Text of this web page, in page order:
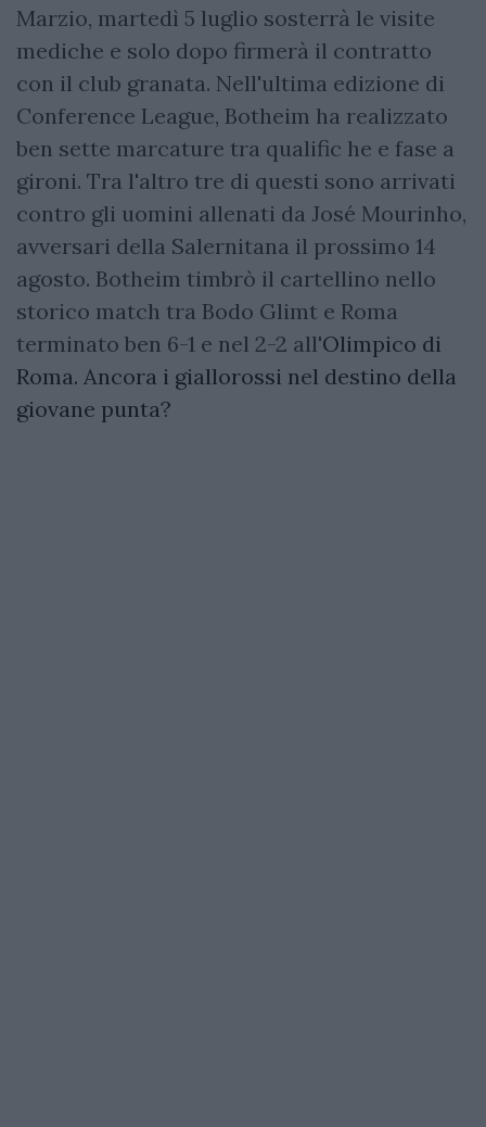
Marzio, martedì 5 luglio sosterrà le visite
mediche e solo dopo firmerà il contratto
con il club granata. Nell'ultima edizione di
Conference League, Botheim ha realizzato
ben sette marcature tra qualific he e fase a
gironi. Tra l'altro tre di questi sono arrivati ​​
contro gli uomini allenati da José Mourinho,
avversari della Salernitana il prossimo 14
agosto. Botheim timbrò il cartellino nello
storico match tra Bodo Glimt e Roma
terminato ben 6-1 e nel 2-2 all'Olimpico di
Roma. Ancora i giallorossi nel destino della
giovane punta?